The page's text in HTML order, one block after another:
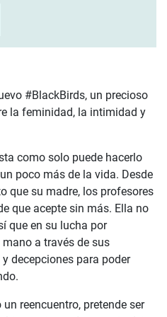
#BlackBirds, un precioso
la feminidad, la intimidad y
como solo puede hacerlo
poco más de la vida. Desde
que su madre, los profesores
que acepte sin más. Ella no
que en su lucha por
a través de sus
decepciones para poder
reencuentro, pretende ser